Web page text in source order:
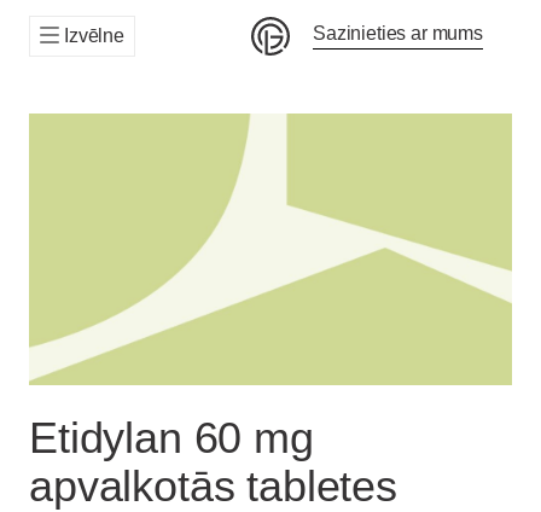
Izvēlne Sazinieties ar mums
Etidylan 60 mg
apvalkotās tabletes